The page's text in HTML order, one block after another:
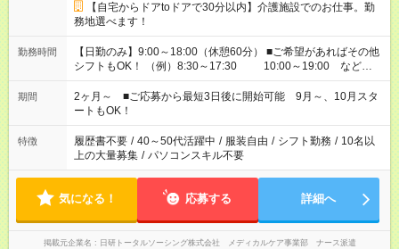
【自宅からドアtoドアで30分以内】介護施設でのお仕事。勤
務地選べます！
勤務時間
【日勤のみ】9:00～18:00（休憩60分） ■ご希望があればその他
シフトもOK！ （例）8:30～17:30 10:00～19:00 など
「家族とお休みを合わせたい」 「できれば残業はしたくない」
など、あなたのご希望に沿ったお仕事をご紹介します！ ※Wワ
ーク希望の方へ 今ご覧のお仕事で希望する勤務時間と、もう1つ
のお仕事の勤務時間。 合計で週40時間を超える場合は応募でき
ません
期間
2ヶ月～ ■ご応募から最短3日後に開始可能 9月～、10月スタ
ートもOK！
特徴 履歴書不要 / 40～50代活躍中 / 服装自由 / シフト勤務 / 10名以
上の大量募集 / パソコンスキル不要
気になる！ 応募する 詳細へ
掲載元企業名 日研トータルソーシング株式会社 メディカルケア事業部 ナース派遣